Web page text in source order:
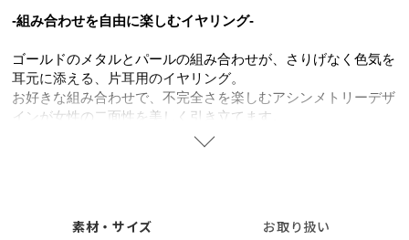
-組み合わせを自由に楽しむイヤリング-
ゴールドのメタルとパールの組み合わせが、さりげなく色気を
耳元に添える、片耳用のイヤリング。
お好きな組み合わせで、不完全さを楽しむアシンメトリーデザ
インが女性の二面性を美しく引き立てます。
バー部分がカーブを描き、後ろからパールが浮き出てくるのが
素材・サイズ お取り扱い